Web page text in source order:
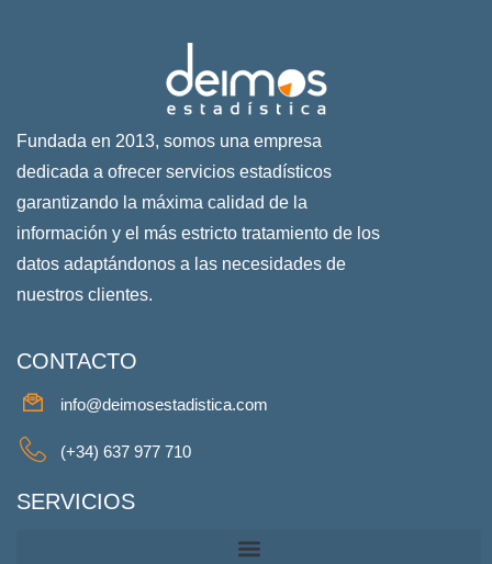
Fundada en 2013, somos una empresa
dedicada a ofrecer servicios estadísticos
garantizando la máxima calidad de la
información y el más estricto tratamiento de los
datos adaptándonos a las necesidades de
nuestros clientes.
CONTACTO
info@deimosestadistica.com
(+34) 637 977 710
SERVICIOS